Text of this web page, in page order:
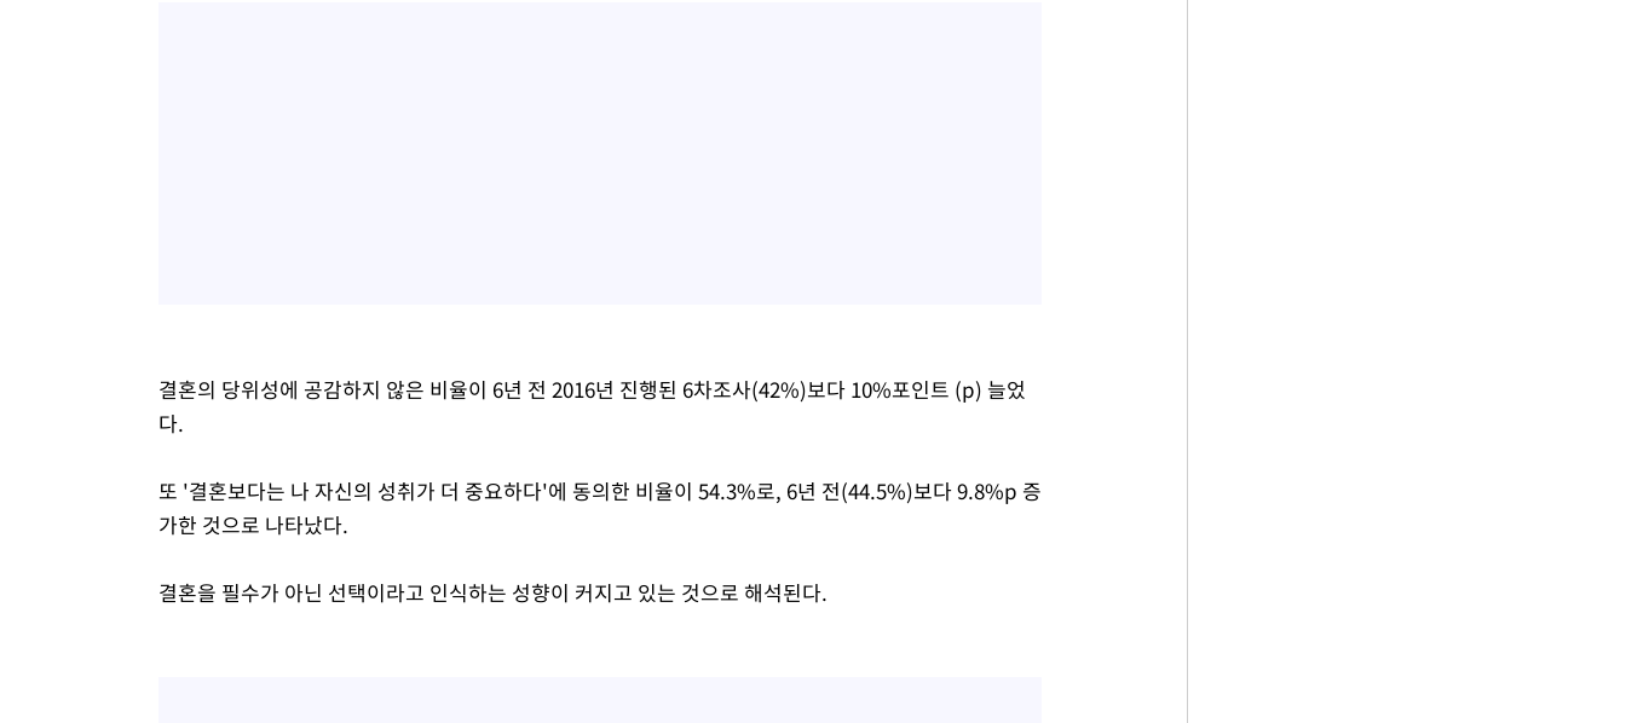
결혼의 당위성에 공감하지 않은 비율이 6년 전 2016년 진행된 6차조사(42%)보다 10%포인트 (p) 늘었
다.
또 '결혼보다는 나 자신의 성취가 더 중요하다'에 동의한 비율이 54.3%로, 6년 전(44.5%)보다 9.8%p 증
가한 것으로 나타났다.
결혼을 필수가 아닌 선택이라고 인식하는 성향이 커지고 있는 것으로 해석된다.